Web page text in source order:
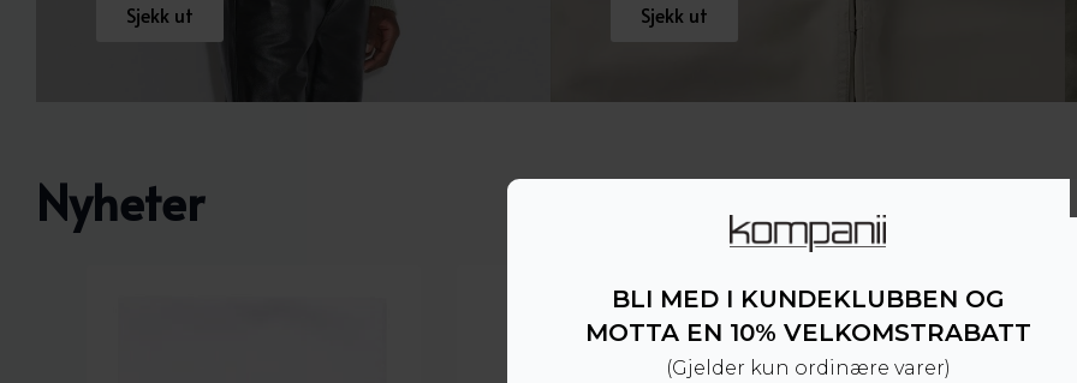
Sjekk ut Sjekk ut
Nyheter
BLI MED I KUNDEKLUBBEN OG
MOTTA EN 10% VELKOMSTRABATT
(Gjelder kun ordinære varer)